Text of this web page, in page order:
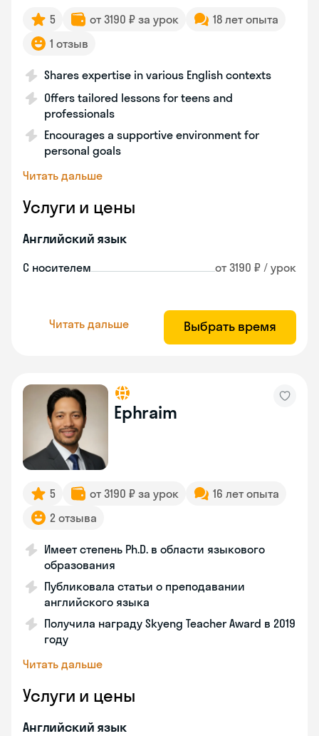
5 от 3190 ₽ за урок
18 лет опыта
1 отзыв
Shares expertise in various English contexts
Offers tailored lessons for teens and
professionals
Encourages a supportive environment for
personal goals
Читать дальше
Услуги и цены
Английский язык
С носителем от 3190 ₽ / урок
Читать дальше Выбрать время
Ephraim
5 от 3190 ₽ за урок
16 лет опыта
2 отзыва
Имеет степень Ph.D. в области языкового
образования
Публиковала статьи о преподавании
английского языка
Получила награду Skyeng Teacher Award в 2019
году
Читать дальше
Услуги и цены
Английский язык